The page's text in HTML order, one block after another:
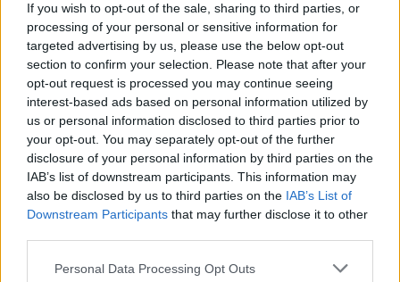
If you wish to opt-out of the sale, sharing to third parties, or
processing of your personal or sensitive information for
targeted advertising by us, please use the below opt-out
section to confirm your selection. Please note that after your
opt-out request is processed you may continue seeing
interest-based ads based on personal information utilized by
us or personal information disclosed to third parties prior to
your opt-out. You may separately opt-out of the further
disclosure of your personal information by third parties on the
IAB’s list of downstream participants. This information may
also be disclosed by us to third parties on the IAB’s List of
Downstream Participants that may further disclose it to other
Personal Data Processing Opt Outs
Madrigal de la Vera (Costa Mediterranea Est)
Km. 140,9
La Guilera
Navalonguilla (Spagna centrale)
Km. 150,7
La Devesa
Bembibre (Spagna centrale)
Km. 150,9
Ucero (Spagna centrale)
Km. 152,5